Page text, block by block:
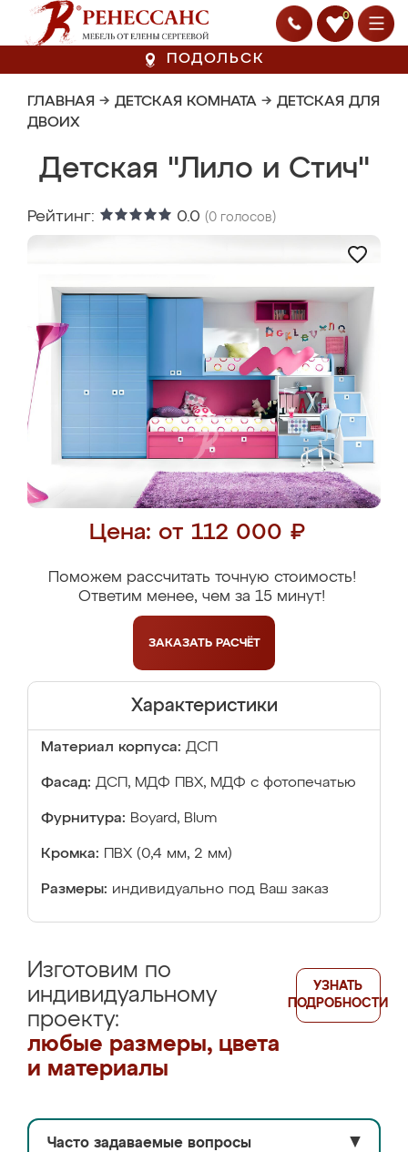
0
ПОДОЛЬСК
ГЛАВНАЯ → ДЕТСКАЯ КОМНАТА → ДЕТСКАЯ ДЛЯ
ДВОИХ
Детская "Лило и Стич"
Рейтинг: 0.0 (0 голосов)
Цена: от 112 000 ₽
Поможем рассчитать точную стоимость!
Ответим менее, чем за 15 минут!
ЗАКАЗАТЬ РАСЧЁТ
Характеристики
Материал корпуса: ДСП
Фасад: ДСП, МДФ ПВХ, МДФ с фотопечатью
Фурнитура: Boyard, Blum
Кромка: ПВХ (0,4 мм, 2 мм)
Размеры: индивидуально под Ваш заказ
Изготовим по
индивидуальному
проекту:
любые размеры, цвета
и материалы
УЗНАТЬ
ПОДРОБНОСТИ
Часто задаваемые вопросы ▼